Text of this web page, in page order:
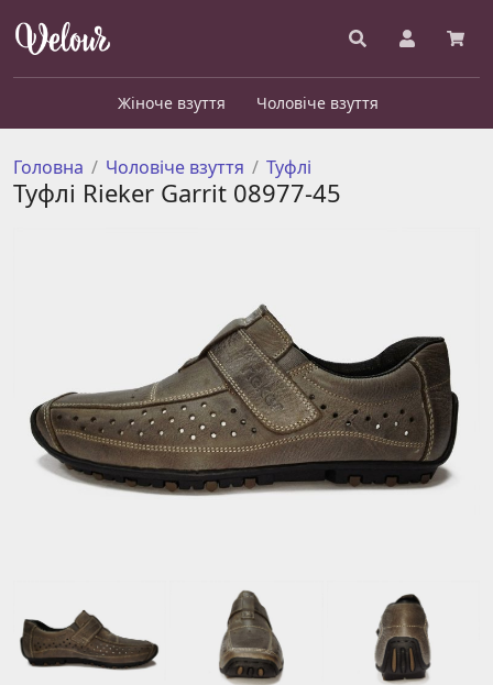
Жіноче взуття Чоловіче взуття
Головна Чоловіче взуття Туфлі
Туфлі Rieker Garrit 08977-45